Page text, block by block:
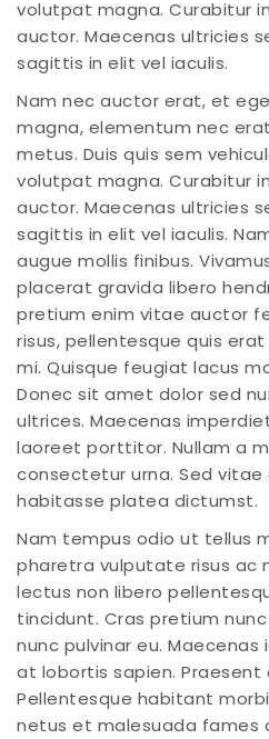
Gallery Format
Audio Format
Video Format
Shop
Full Width
Sidebar Right
List View
Simple Product
Variable Product
volutpat magna. Curabitur
auctor. Maecenas ultricies
sagittis in elit vel iaculis.
Nam nec auctor erat, et
magna, elementum nec
metus. Duis quis sem
volutpat magna. Curabitur
auctor. Maecenas ultricies
sagittis in elit vel iaculis.
augue mollis finibus.
placerat gravida libero
pretium enim vitae auctor
risus, pellentesque quis
mi. Quisque feugiat lacus
Donec sit amet dolor sed
ultrices. Maecenas
laoreet porttitor. Nullam a
consectetur urna. Sed vitae
habitasse platea dictumst.
Nam tempus odio ut tellus
pharetra vulputate risus ac
lectus non libero
tincidunt. Cras pretium
nunc pulvinar eu.
at lobortis sapien. Praesent
Pellentesque habitant
netus et malesuada fames